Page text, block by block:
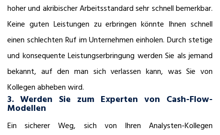
hoher und akribischer Arbeitsstandard sehr schnell bemerkbar.
Keine guten Leistungen zu erbringen könnte Ihnen schnell
einen schlechten Ruf im Unternehmen einholen. Durch stetige
und konsequente Leistungserbringung werden Sie als jemand
bekannt, auf den man sich verlassen kann, was Sie von
Kollegen abheben wird.
3. Werden Sie zum Experten von Cash-Flow-
Modellen
Ein sicherer Weg, sich von Ihren Analysten-Kollegen